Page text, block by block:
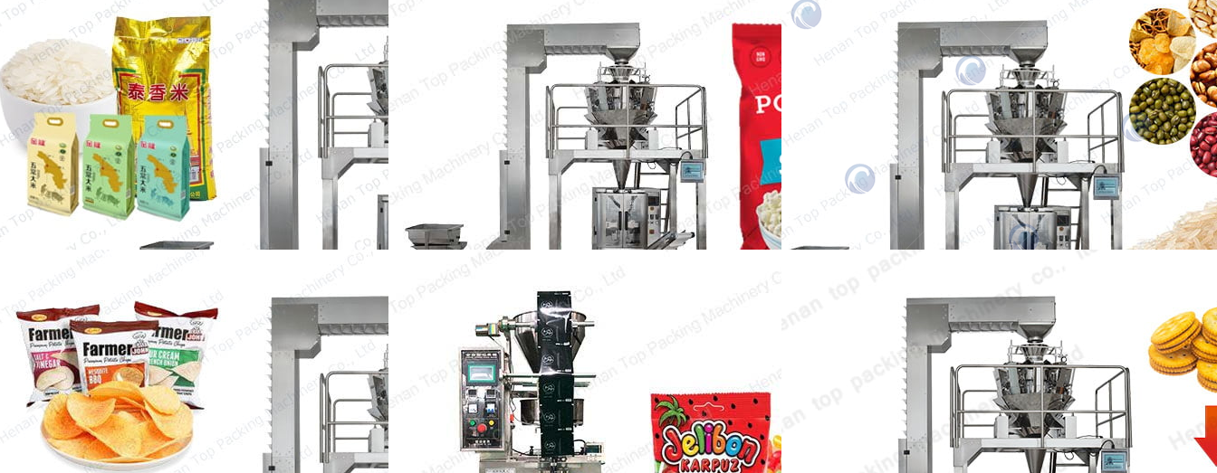
Mashine ya Kufunga Mchele
ya 50kg
Mashine ya kufunga mchele ya 50 kg
inatumika sana katika maisha yetu
ambayo inaweza kuboresha sana…
Mashine ya Kufunga Popcorn
Popcorn imekuwa kitafunwa muhimu
katika maisha yetu ya kila siku. Kuwa na
ndoo ya popcorn…
Mashine ya Kufunga Granule
Our granule packing machine is designed
for packaging a variety of granules, such
as peanuts,…
Chips Packing Machine
The chips packing machine adalah mesin
yang sangat penting untuk
meningkatkan kecepatan kemasan dan
menghemat…
Candy Pouch Packing
Machine
The candy pouch packing machine
dapat membungkus semua jenis permen
dalam batch, sehingga sangat…
Bakery Biscuit Packing
Machine
Bakery biscuit packing machine adalah
peralatan kunci untuk memastikan
kesegaran dan cita rasa asli…